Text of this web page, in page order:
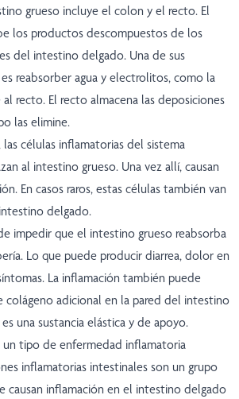
grueso incluye el colon y el recto. El
los productos descompuestos de los
del intestino delgado. Una de sus
reabsorber agua y electrolitos, como la
recto. El recto almacena las deposiciones
las elimine.
las células inflamatorias del sistema
al intestino grueso. Una vez allí, causan
En casos raros, estas células también van
delgado.
impedir que el intestino grueso reabsorba
Lo que puede producir diarrea, dolor en
La inflamación también puede
colágeno adicional en la pared del intestino
una sustancia elástica y de apoyo.
un tipo de enfermedad inflamatoria
inflamatorias intestinales son un grupo
causan inflamación en el intestino delgado